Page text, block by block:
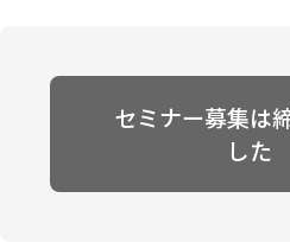
セミナー募集は
した